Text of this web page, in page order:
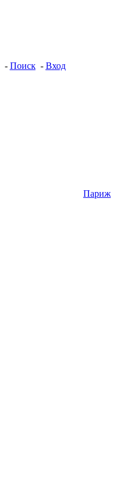
- Поиск- Вход
Париж